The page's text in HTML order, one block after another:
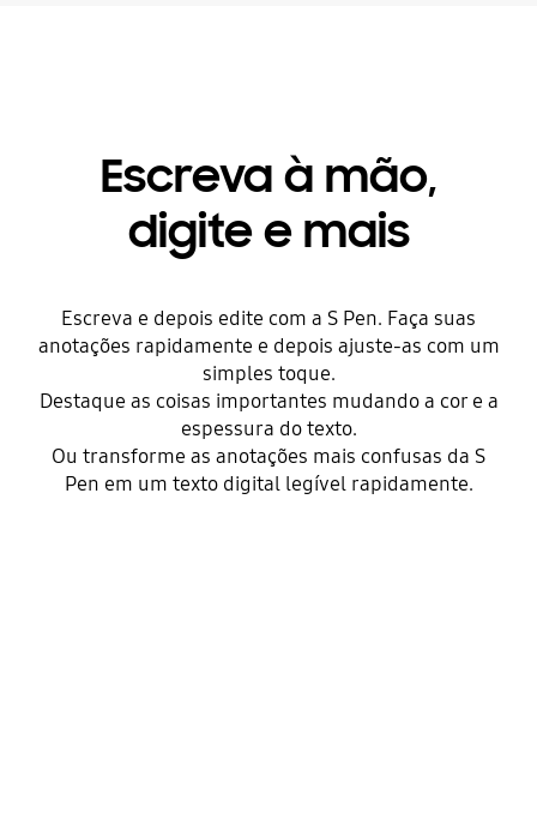
Escreva à mão,
digite e mais
Escreva e depois edite com a S Pen. Faça suas
anotações rapidamente e depois ajuste-as com um
simples toque.
Destaque as coisas importantes mudando a cor e a
espessura do texto.
Ou transforme as anotações mais confusas da S
Pen em um texto digital legível rapidamente.